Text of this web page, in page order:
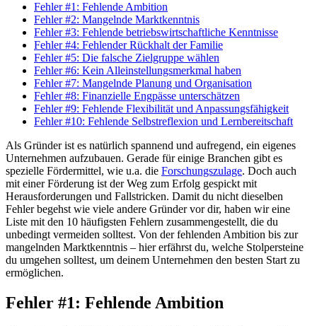
Fehler #1: Fehlende Ambition
Fehler #2: Mangelnde Marktkenntnis
Fehler #3: Fehlende betriebswirtschaftliche Kenntnisse
Fehler #4: Fehlender Rückhalt der Familie
Fehler #5: Die falsche Zielgruppe wählen
Fehler #6: Kein Alleinstellungsmerkmal haben
Fehler #7: Mangelnde Planung und Organisation
Fehler #8: Finanzielle Engpässe unterschätzen
Fehler #9: Fehlende Flexibilität und Anpassungsfähigkeit
Fehler #10: Fehlende Selbstreflexion und Lernbereitschaft
Als Gründer ist es natürlich spannend und aufregend, ein eigenes
Unternehmen aufzubauen. Gerade für einige Branchen gibt es
spezielle Fördermittel, wie u.a. die Forschungszulage. Doch auch
mit einer Förderung ist der Weg zum Erfolg gespickt mit
Herausforderungen und Fallstricken. Damit du nicht dieselben
Fehler begehst wie viele andere Gründer vor dir, haben wir eine
Liste mit den 10 häufigsten Fehlern zusammengestellt, die du
unbedingt vermeiden solltest. Von der fehlenden Ambition bis zur
mangelnden Marktkenntnis – hier erfährst du, welche Stolpersteine
du umgehen solltest, um deinem Unternehmen den besten Start zu
ermöglichen.
Fehler #1: Fehlende Ambition